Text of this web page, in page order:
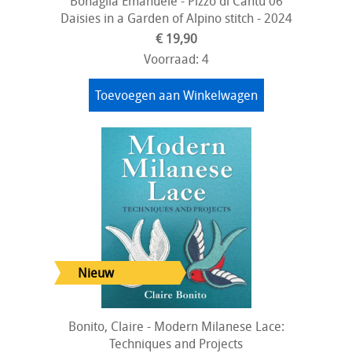
Daisies in a Garden of Alpino stitch - 2024
€ 19,90
Voorraad: 4
Toevoegen aan Winkelwagen
Bonito, Claire - Modern Milanese Lace:
Techniques and Projects